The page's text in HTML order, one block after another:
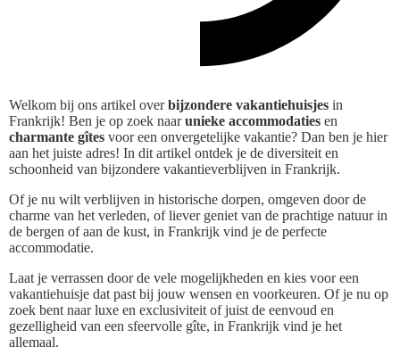
Welkom bij ons artikel overbijzondere vakantiehuisjes in
Frankrijk! Ben je op zoek naarunieke accommodaties en
charmante gîtes voor een onvergetelijke vakantie? Dan ben je hier
aan het juiste adres! In dit artikel ontdek je de diversiteit en
schoonheid van bijzondere vakantieverblijven in Frankrijk.
Of je nu wilt verblijven in historische dorpen, omgeven door de
charme van het verleden, of liever geniet van de prachtige natuur in
de bergen of aan de kust, in Frankrijk vind je de perfecte
accommodatie.
Laat je verrassen door de vele mogelijkheden en kies voor een
vakantiehuisje dat past bij jouw wensen en voorkeuren. Of je nu op
zoek bent naar luxe en exclusiviteit of juist de eenvoud en
gezelligheid van een sfeervolle gîte, in Frankrijk vind je het
allemaal.